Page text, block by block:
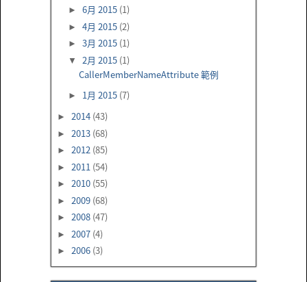
► 6月 2015 (1)
► 4月 2015 (2)
► 3月 2015 (1)
▼ 2月 2015 (1)
CallerMemberNameAttribute 範例
► 1月 2015 (7)
► 2014 (43)
► 2013 (68)
► 2012 (85)
► 2011 (54)
► 2010 (55)
► 2009 (68)
► 2008 (47)
► 2007 (4)
► 2006 (3)